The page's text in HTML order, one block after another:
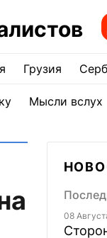
Грузия
Мысли вслух
08